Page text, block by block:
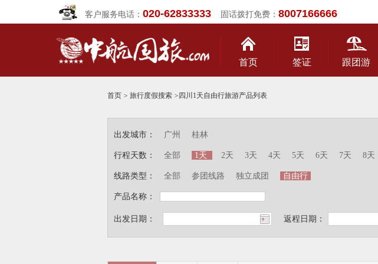
客户服务电话：020-62833333 固话拨打免费：8007166666
首页 签证 跟团游
首页 > 旅行度假搜索 > 四川1天自由行旅游产品列表
出发城市：
行程天数：
线路类型：
产品名称：
广州 桂林
全部 1天 2天 3天 4天 5天 6天 7天 8天
全部 参团线路 独立成团 自由行
出发日期： 返程日期：